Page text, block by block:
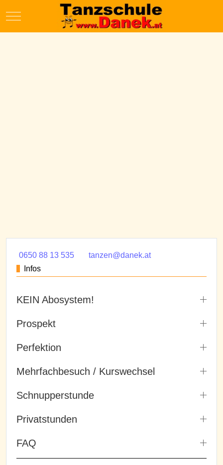
Mobile Menu Toggle
0650 88 13 535
tanzen@danek.at
Infos
KEIN Abosystem!
Prospekt
Perfektion
Mehrfachbesuch / Kurswechsel
Schnupperstunde
Privatstunden
FAQ